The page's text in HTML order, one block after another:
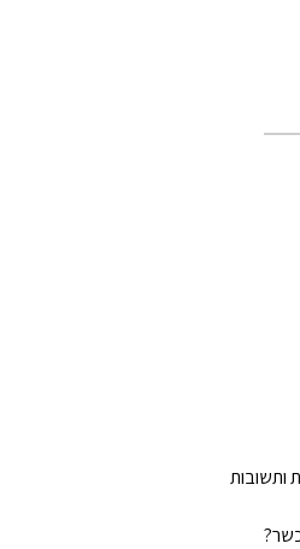
ותשובות